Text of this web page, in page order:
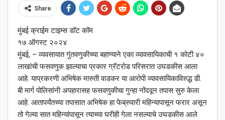
Share
मुंबई क्राईम टाइम्स डॉट कॉम
१७ ऑगस्ट २०२४
मुंबई, – व्यवसायात गुंतवणुकीच्या बहाण्याने एका व्यावसायिकाची १ कोटी ४०
लाखांची फसवणुक झाल्याचा प्रकार ग्रॅटरोड परिसरात उघडकीस आला
आहे. याप्रकरणी अभिषेक मारुती वाडकर या आरोपी व्यावसायिकाविरुद्ध डी.
बी मार्ग पोलिसांनी अपहारासह फसवणुकीचा गुन्हा नोंदवून तपास सुरु केला
आहे. आतापर्यंतच्या तपासात अभिषेक हा फेब्रुवारी महिन्यापासून फरार असून
तो गेल्या सात महिन्यांपासून त्याच्या घरीही गेला नसल्याचे उघडकीस आले